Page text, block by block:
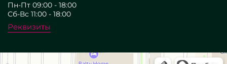
Пн-Пт 09:00 - 18:00
Сб-Вс 11:00 - 18:00
Реквизиты